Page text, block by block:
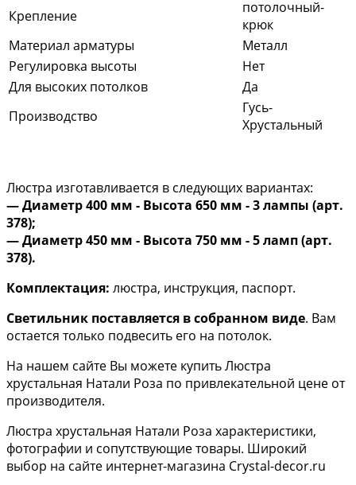
Крепление
потолочный-
крюк
Материал арматуры
Металл
Регулировка высоты
Нет
Для высоких потолков
Да
Производство
Гусь-
Хрустальный
Люстра изготавливается в следующих вариантах:
— Диаметр 400 мм - Высота 650 мм - 3 лампы (арт.
378);
— Диаметр 450 мм - Высота 750 мм - 5 ламп (арт.
378).
Комплектация: люстра, инструкция, паспорт.
Светильник поставляется в собранном виде. Вам
остается только подвесить его на потолок.
На нашем сайте Вы можете купить Люстра
хрустальная Натали Роза по привлекательной цене от
производителя.
Люстра хрустальная Натали Роза характеристики,
фотографии и сопутствующие товары. Широкий
выбор на сайте интернет-магазина Crystal-decor.ru